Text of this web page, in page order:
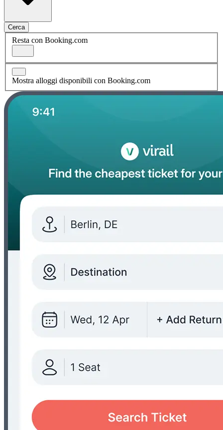
Cerca
Resta con Booking.com
Mostra alloggi disponibili con Booking.com